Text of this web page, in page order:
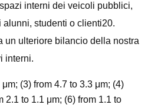
interni dei veicoli pubblici,
studenti o clienti20.
un ulteriore bilancio della nostra
interni.
(3) from 4.7 to 3.3 μm; (4)
2.1 to 1.1 μm; (6) from 1.1 to